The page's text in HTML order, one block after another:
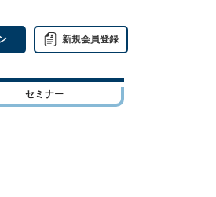
新規会員登録
セミナー